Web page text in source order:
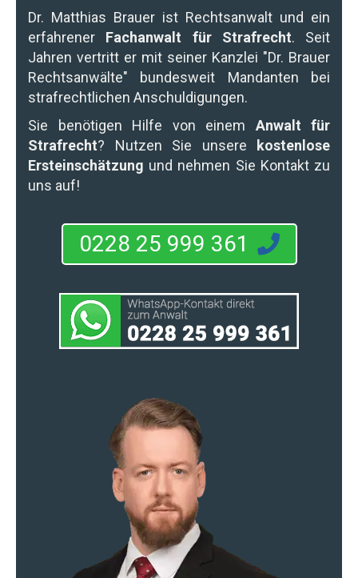
Dr. Matthias Brauer ist Rechtsanwalt und ein
erfahrener Fachanwalt für Strafrecht. Seit
Jahren vertritt er mit seiner Kanzlei "Dr. Brauer
Rechtsanwälte" bundesweit Mandanten bei
strafrechtlichen Anschuldigungen.
Sie benötigen Hilfe von einem Anwalt für
Strafrecht? Nutzen Sie unsere kostenlose
Ersteinschätzung und nehmen Sie Kontakt zu
uns auf!
0228 25 999 361